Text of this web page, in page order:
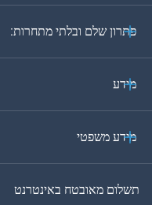
גרמנית
בטורקית
פתרון שלם ובלתי מתחרות:
מידע
מידע משפטי
תשלום מאובטח באינטרנט